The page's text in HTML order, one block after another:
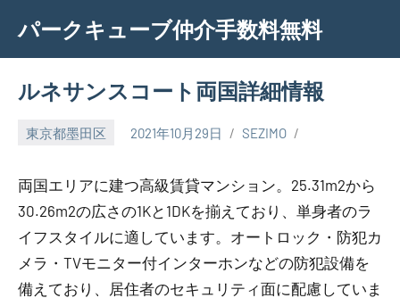
content
パークキューブ仲介手数料無料
ルネサンスコート両国詳細情報
東京都墨田区 2021年10月29日 SEZIMO
両国エリアに建つ高級賃貸マンション。25.31m2から
30.26m2の広さの1Kと1DKを揃えており、単身者のラ
イフスタイルに適しています。オートロック・防犯カ
メラ・TVモニター付インターホンなどの防犯設備を
備えており、居住者のセキュリティ面に配慮していま